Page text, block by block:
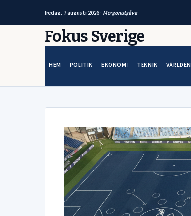
fredag, 7 augusti 2026 · Morgonutgåva
Fokus Sverige
HEM POLITIK EKONOMI TEKNIK VÄRLDEN